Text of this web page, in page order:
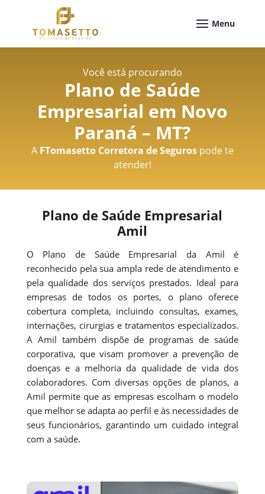
Você está procurando
Plano de Saúde
Empresarial em Novo
Paraná – MT?
A FTomasetto Corretora de Segurospode te
atender!
Plano de Saúde Empresarial
Amil
O Plano de Saúde Empresarial da Amil é
reconhecido pela sua ampla rede de atendimento e
pela qualidade dos serviços prestados. Ideal para
empresas de todos os portes, o plano oferece
cobertura completa, incluindo consultas, exames,
internações, cirurgias e tratamentos especializados.
A Amil também dispõe de programas de saúde
corporativa, que visam promover a prevenção de
doenças e a melhoria da qualidade de vida dos
colaboradores. Com diversas opções de planos, a
Amil permite que as empresas escolham o modelo
que melhor se adapta ao perfil e às necessidades de
seus funcionários, garantindo um cuidado integral
com a saúde.